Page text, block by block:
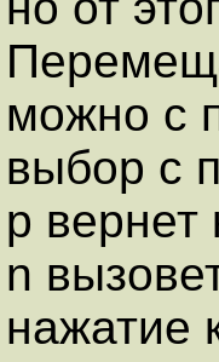
можно с
выбор с
p
n
нажатие